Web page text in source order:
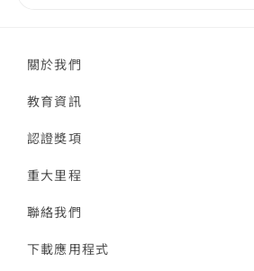
關於我們
教育資訊
認證獎項
重大里程
聯絡我們
下載應用程式